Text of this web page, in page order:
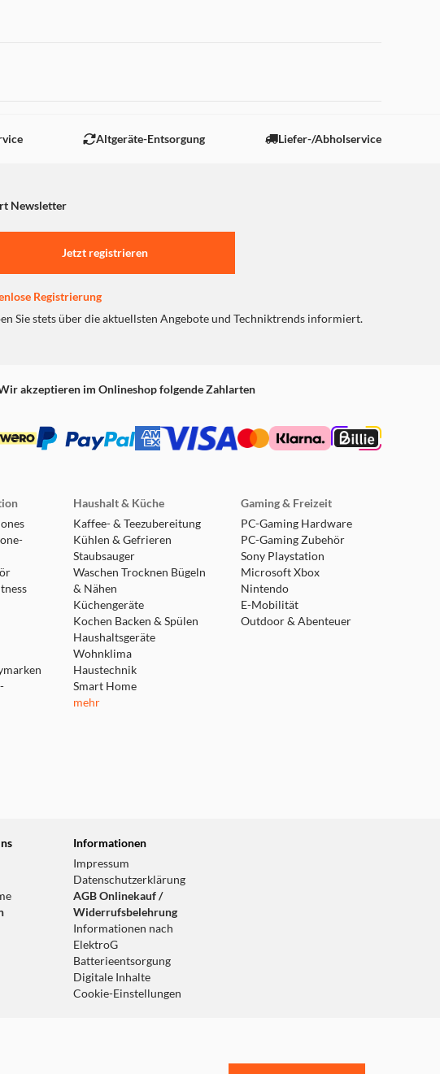
Altgeräte-Entsorgung Liefer-/Abholservice
Newsletter
Jetzt registrieren
Registrierung
Sie stets über die aktuellsten Angebote und Techniktrends informiert.
akzeptieren im Onlineshop folgende Zahlarten
Haushalt & Küche
Kaffee- & Teezubereitung
Kühlen & Gefrieren
Staubsauger
Waschen Trocknen Bügeln
& Nähen
Küchengeräte
Kochen Backen & Spülen
Haushaltsgeräte
Wohnklima
Haustechnik
Smart Home
mehr
Gaming & Freizeit
PC-Gaming Hardware
PC-Gaming Zubehör
Sony Playstation
Microsoft Xbox
Nintendo
E-Mobilität
Outdoor & Abenteuer
Informationen
Impressum
Datenschutzerklärung
AGB Onlinekauf /
Widerrufsbelehrung
Informationen nach
ElektroG
Batterieentsorgung
Digitale Inhalte
Cookie-Einstellungen